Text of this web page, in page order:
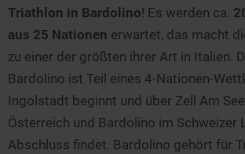
Triathlon in Bardolino! Es werden ca.
aus 25 Nationen erwartet, das macht
zu einer der größten ihrer Art in Italien.
Bardolino ist Teil eines 4-Nationen-
Ingolstadt beginnt und über Zell Am
Österreich und Bardolino im Schweizer
Abschluss findet. Bardolino gehört für